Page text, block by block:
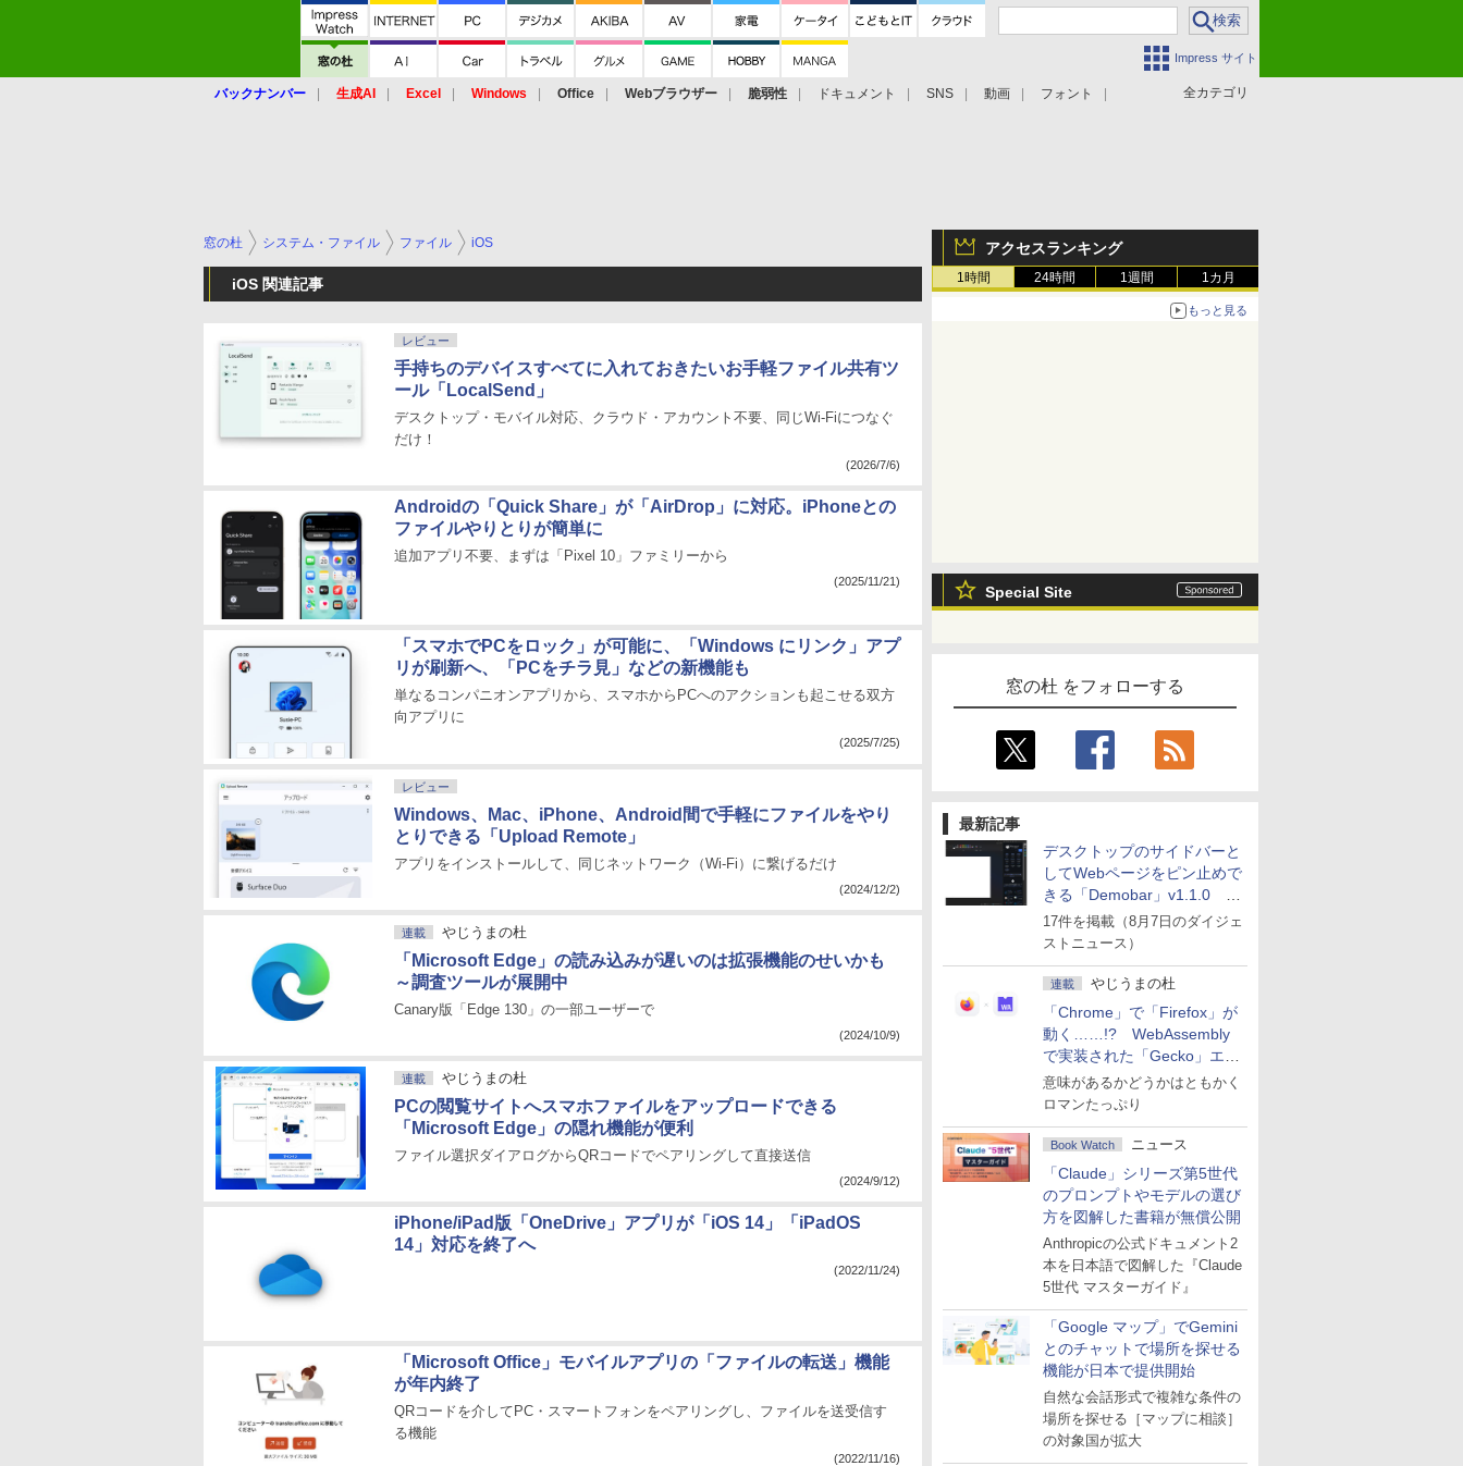
Impress サイト
全カテゴリ
バックナンバー 生成AI Excel Windows Office Webブラウザー 脆弱性 ドキュメント SNS 動画 フォント
アクセスランキング
1時間 24時間 1週間 1カ月
もっと見る
Special Site
窓の杜 をフォローする
最新記事
デスクトップのサイドバーと
してWebページをピン止めで
きる「Demobar」v1.1.0 ほ
か
17件を掲載（8月7日のダイジェ
ストニュース）
連載 やじうまの杜
「Chrome」で「Firefox」が
動く……!? WebAssembly
で実装された「Gecko」エン
ジン
意味があるかどうかはともかく
ロマンたっぷり
Book Watch ニュース
「Claude」シリーズ第5世代
のプロンプトやモデルの選び
方を図解した書籍が無償公開
Anthropicの公式ドキュメント2
本を日本語で図解した『Claude
5世代 マスターガイド』
「Google マップ」でGemini
とのチャットで場所を探せる
機能が日本で提供開始
自然な会話形式で複雑な条件の
場所を探せる［マップに相談］
の対象国が拡大
窓の杜 システム・ファイル ファイル iOS
iOS 関連記事
レビュー
手持ちのデバイスすべてに入れておきたいお手軽ファイル共有ツ
ール「LocalSend」
デスクトップ・モバイル対応、クラウド・アカウント不要、同じWi-Fiにつなぐ
だけ！
(2026/7/6)
Androidの「Quick Share」が「AirDrop」に対応。iPhoneとの
ファイルやりとりが簡単に
追加アプリ不要、まずは「Pixel 10」ファミリーから
(2025/11/21)
「スマホでPCをロック」が可能に、「Windows にリンク」アプ
リが刷新へ、「PCをチラ見」などの新機能も
単なるコンパニオンアプリから、スマホからPCへのアクションも起こせる双方
向アプリに
(2025/7/25)
レビュー
Windows、Mac、iPhone、Android間で手軽にファイルをやり
とりできる「Upload Remote」
アプリをインストールして、同じネットワーク（Wi-Fi）に繋げるだけ
(2024/12/2)
連載 やじうまの杜
「Microsoft Edge」の読み込みが遅いのは拡張機能のせいかも
～調査ツールが展開中
Canary版「Edge 130」の一部ユーザーで
(2024/10/9)
連載 やじうまの杜
PCの閲覧サイトへスマホファイルをアップロードできる
「Microsoft Edge」の隠れ機能が便利
ファイル選択ダイアログからQRコードでペアリングして直接送信
(2024/9/12)
iPhone/iPad版「OneDrive」アプリが「iOS 14」「iPadOS
14」対応を終了へ
(2022/11/24)
「Microsoft Office」モバイルアプリの「ファイルの転送」機能
が年内終了
QRコードを介してPC・スマートフォンをペアリングし、ファイルを送受信す
る機能
(2022/11/16)